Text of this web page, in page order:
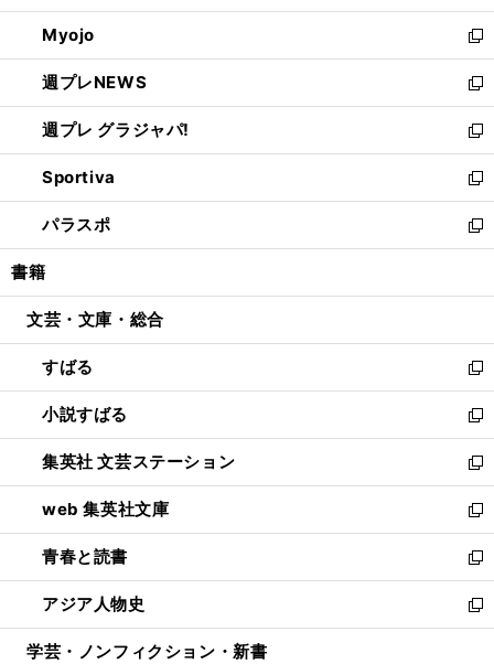
開
く
ウ
で
開
く
ン
ド
ウ
で
開
く
ウ
ィ
ン
ド
ウ
で
開
く
Myojo
新
し
い
ウ
ィ
ン
ド
ウ
で
開
週プレNEWS
新
し
い
ウ
ィ
ン
ド
ウ
開
週プレ グラジャパ!
新
し
い
ウ
ィ
ン
ウ
開
く
Sportiva
新
し
い
ウ
ン
ウ
で
開
く
パラスポ
新
し
ウ
ン
ド
ウ
で
開
く
書籍
文芸・文庫・総合
すばる
新
し
い
ウ
ィ
ン
ド
ウ
で
開
く
小説すばる
新
し
い
ウ
ィ
ン
ド
ウ
で
開
集英社 文芸ステーション
新
し
い
ウ
ィ
ン
ド
ウ
web 集英社文庫
新
し
い
ウ
ィ
ン
青春と読書
新
し
い
ウ
アジア人物史
新
し
学芸・ノンフィクション・新書